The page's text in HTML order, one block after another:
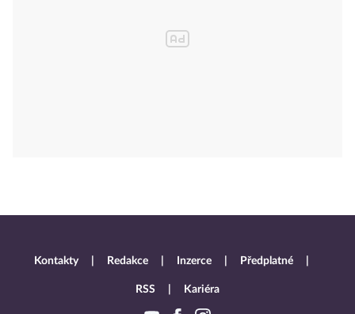
Kontakty Redakce Inzerce Předplatné
RSS Kariéra